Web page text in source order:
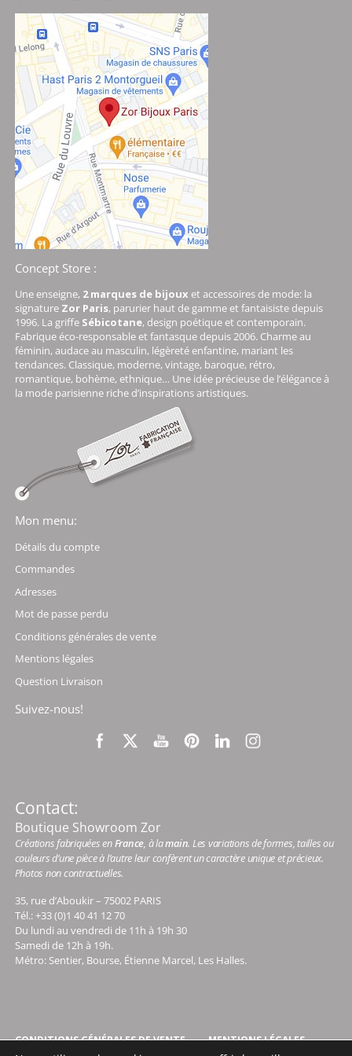
Concept Store :
Une enseigne, 2 marques de bijoux et accessoires de mode: la
signature Zor Paris, parurier haut de gamme et fantaisiste depuis
1996. La griffe Sébicotane, design poétique et contemporain.
Fabrique éco-responsable et fantasque depuis 2006. Charme au
féminin, audace au masculin, légèreté enfantine, mariant les
tendances. Classique, moderne, vintage, baroque, rétro,
romantique, bohème, ethnique… Une idée précieuse de l’élégance à
la mode parisienne riche d’inspirations artistiques.
Mon menu:
Détails du compte
Commandes
Adresses
Mot de passe perdu
Conditions générales de vente
Mentions légales
Question Livraison
Suivez-nous!
Contact:
Boutique Showroom Zor
Créations fabriquées enFrance, à lamain. Les variations de formes, tailles ou
couleurs d’une pièce à l’autre leur confèrent un caractère unique et précieux.
Photos non contractuelles.
35, rue d’Aboukir – 75002 PARIS
Tél.: +33 (0)1 40 41 12 70
Du lundi au vendredi de 11h à 19h 30
Samedi de 12h à 19h.
Métro: Sentier, Bourse, Étienne Marcel, Les Halles.
CONDITIONS GÉNÉRALES DE VENTE
MENTIONS LÉGALES